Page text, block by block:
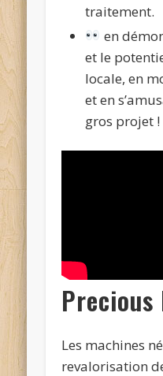
traitement.
en
et le
locale, en
et en
gros projet !
Les machines
revalorisation